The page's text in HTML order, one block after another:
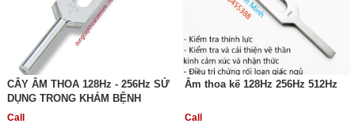
CÂY ÂM THOA 128Hz - 256Hz SỬ
DỤNG TRONG KHÁM BỆNH
Call
Âm thoa kế 128Hz 256Hz 512Hz
Call